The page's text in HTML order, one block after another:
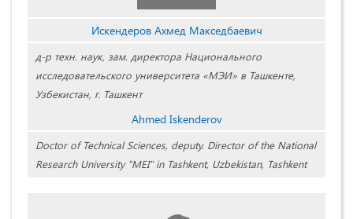
Искендеров Ахмед Макседбаевич
д-р техн. наук, зам. директора Национального
исследовательского университета «МЭИ» в Ташкенте,
Узбекистан, г. Ташкент
Ahmed Iskenderov
Doctor of Technical Sciences, deputy. Director of the National
Research University "MEI" in Tashkent, Uzbekistan, Tashkent